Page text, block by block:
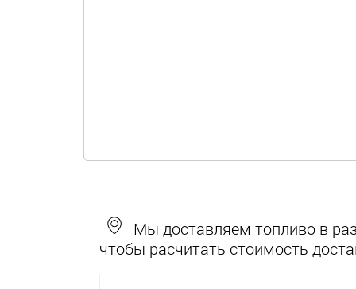
Мы доставляем топливо в
чтобы расчитать стоимость